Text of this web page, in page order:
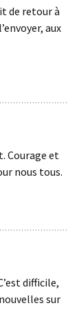
de retour à
aux
Courage et
nous tous.
difficile,
sur